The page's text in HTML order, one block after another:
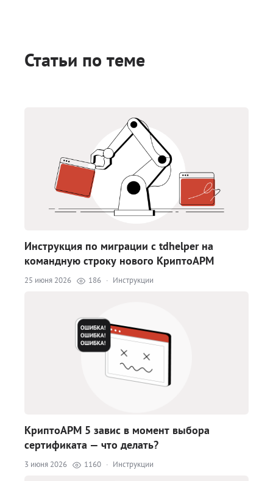
Статьи по теме
Инструкция по миграции с tdhelper на
командную строку нового КриптоАРМ
25 июня 2026 186 · Инструкции
КриптоАРМ 5 завис в момент выбора
сертификата — что делать?
3 июня 2026 1160 · Инструкции